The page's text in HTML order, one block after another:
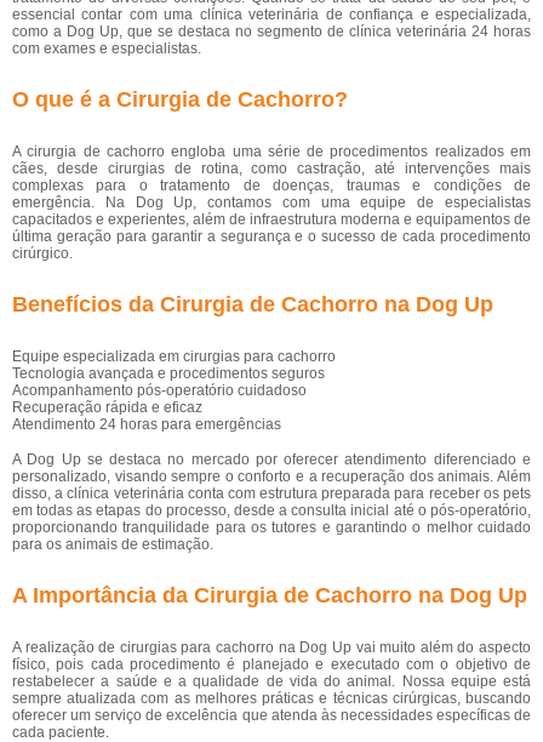
essencial contar com uma clínica veterinária de confiança e especializada,
como a Dog Up, que se destaca no segmento de clínica veterinária 24 horas
com exames e especialistas.
O que é a Cirurgia de Cachorro?
A cirurgia de cachorro engloba uma série de procedimentos realizados em
cães, desde cirurgias de rotina, como castração, até intervenções mais
complexas para o tratamento de doenças, traumas e condições de
emergência. Na Dog Up, contamos com uma equipe de especialistas
capacitados e experientes, além de infraestrutura moderna e equipamentos de
última geração para garantir a segurança e o sucesso de cada procedimento
cirúrgico.
Benefícios da Cirurgia de Cachorro na Dog Up
Equipe especializada em cirurgias para cachorro
Tecnologia avançada e procedimentos seguros
Acompanhamento pós-operatório cuidadoso
Recuperação rápida e eficaz
Atendimento 24 horas para emergências
A Dog Up se destaca no mercado por oferecer atendimento diferenciado e
personalizado, visando sempre o conforto e a recuperação dos animais. Além
disso, a clínica veterinária conta com estrutura preparada para receber os pets
em todas as etapas do processo, desde a consulta inicial até o pós-operatório,
proporcionando tranquilidade para os tutores e garantindo o melhor cuidado
para os animais de estimação.
A Importância da Cirurgia de Cachorro na Dog Up
A realização de cirurgias para cachorro na Dog Up vai muito além do aspecto
físico, pois cada procedimento é planejado e executado com o objetivo de
restabelecer a saúde e a qualidade de vida do animal. Nossa equipe está
sempre atualizada com as melhores práticas e técnicas cirúrgicas, buscando
oferecer um serviço de excelência que atenda às necessidades específicas de
cada paciente.